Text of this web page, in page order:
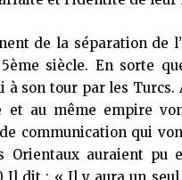
de la séparation de
siècle. En sorte
à son tour par les Turcs.
et au même empire
communication qui
Orientaux auraient pu